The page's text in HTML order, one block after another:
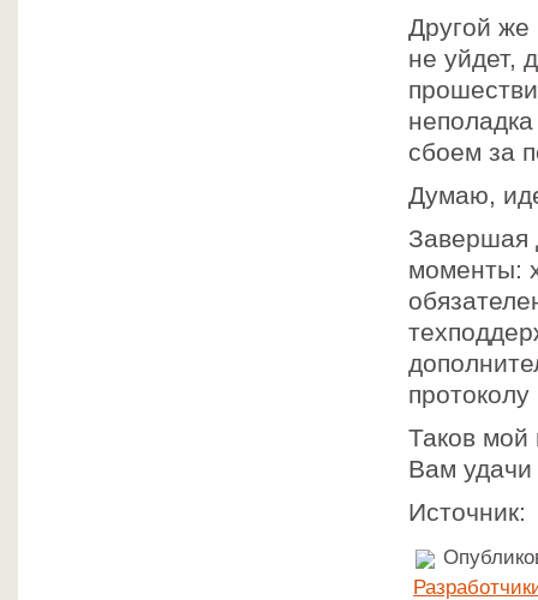
Другой же
не уйдет,
сбоем за
Думаю,
Завершая
моменты:
Таков мой
Вам удачи